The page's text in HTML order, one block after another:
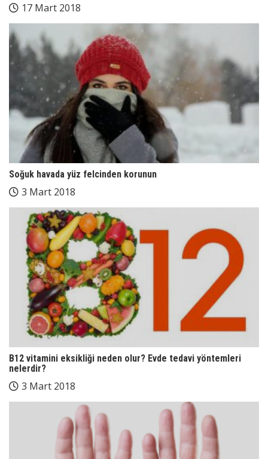
17 Mart 2018
Soğuk havada yüz felcinden korunun
3 Mart 2018
B12 vitamini eksikliği neden olur? Evde tedavi yöntemleri
nelerdir?
3 Mart 2018